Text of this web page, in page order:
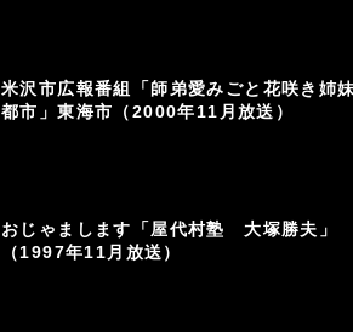
米沢市広報番組「師弟愛みごと花咲き姉
都市」東海市（2000年11月放送）
おじゃまします「屋代村塾 大塚勝夫」
（1997年11月放送）